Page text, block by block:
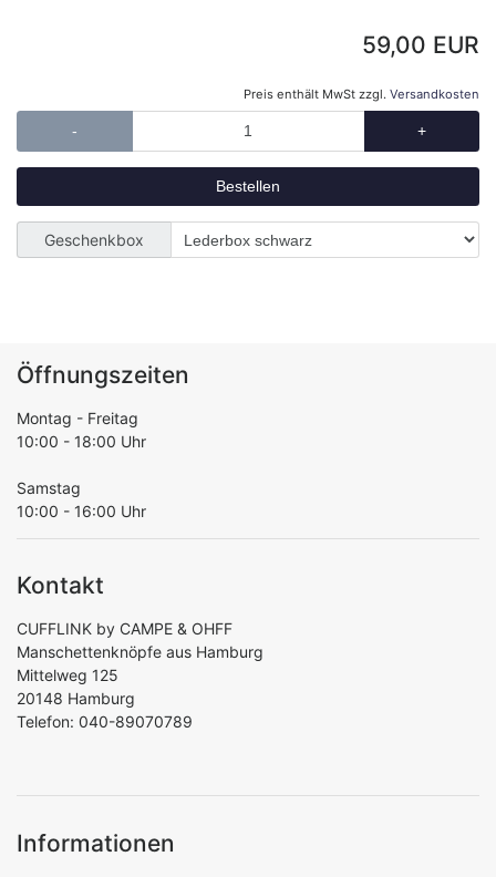
59,00 EUR
Preis enthält MwSt zzgl. Versandkosten
- +
Geschenkbox
Öffnungszeiten
Montag - Freitag
10:00 - 18:00 Uhr
Samstag
10:00 - 16:00 Uhr
Kontakt
CUFFLINK by CAMPE & OHFF
Manschettenknöpfe aus Hamburg
Mittelweg 125
20148 Hamburg
Telefon: 040-89070789
Informationen